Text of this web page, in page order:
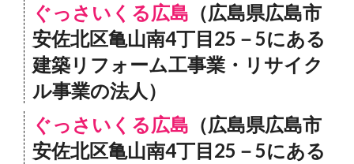
ぐっさいくる広島 （広島県広島市
安佐北区亀山南4丁目25－5にある
建築リフォーム工事業・リサイク
ル事業の法人）
ぐっさいくる広島 （広島県広島市
安佐北区亀山南4丁目25－5にある